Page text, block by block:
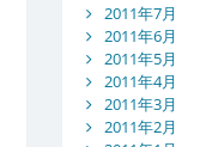
2011年7月
2011年6月
2011年5月
2011年4月
2011年3月
2011年2月